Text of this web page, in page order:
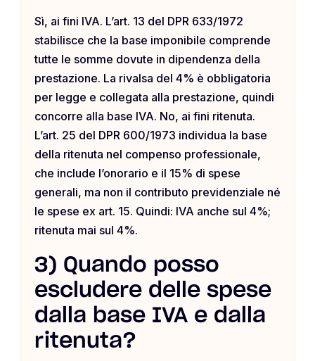
Sì, ai fini IVA. L’art. 13 del DPR 633/1972
stabilisce che la base imponibile comprende
tutte le somme dovute in dipendenza della
prestazione. La rivalsa del 4% è obbligatoria
per legge e collegata alla prestazione, quindi
concorre alla base IVA. No, ai fini ritenuta.
L’art. 25 del DPR 600/1973 individua la base
della ritenuta nel compenso professionale,
che include l’onorario e il 15% di spese
generali, ma non il contributo previdenziale né
le spese ex art. 15. Quindi: IVA anche sul 4%;
ritenuta mai sul 4%.
3) Quando posso
escludere delle spese
dalla base IVA e dalla
ritenuta?